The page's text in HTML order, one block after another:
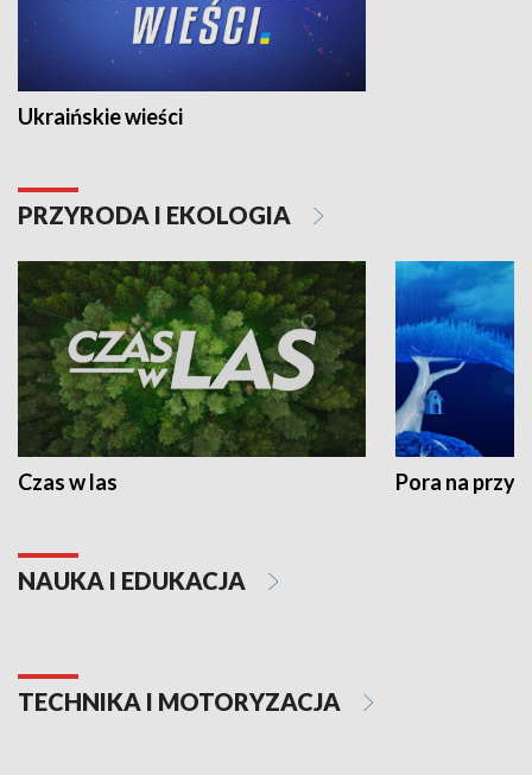
Ukraińskie wieści
PRZYRODA I EKOLOGIA
Czas w las Pora na
NAUKA I EDUKACJA
TECHNIKA I MOTORYZACJA